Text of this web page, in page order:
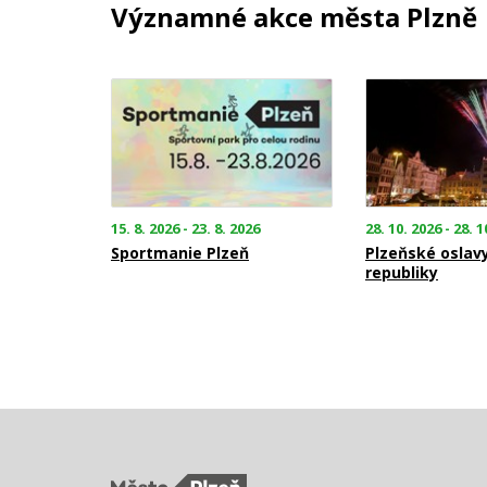
Významné akce města Plzně
15. 8. 2026 - 23. 8. 2026
Sportmanie Plzeň
28. 10. 2026 - 28.
Plzeňské
republiky